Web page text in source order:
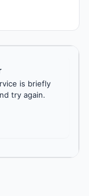
is briefly
try again.